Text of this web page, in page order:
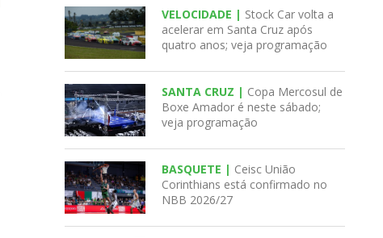
VELOCIDADE | Stock Car volta a
acelerar em Santa Cruz após
quatro anos; veja programação
SANTA CRUZ | Copa Mercosul de
Boxe Amador é neste sábado;
veja programação
BASQUETE | Ceisc União
Corinthians está confirmado no
NBB 2026/27